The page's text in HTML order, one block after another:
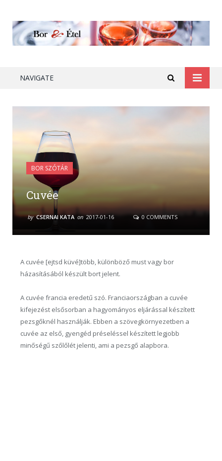
NAVIGATE
BOR SZÓTÁR
Cuvée
by CSERNAI KATA on 2017-01-16 0 COMMENTS
A cuvée [ejtsd küvé]több, különböző must vagy bor
házasításából készült bort jelent.
A cuvée francia eredetű szó. Franciaországban a cuvée
kifejezést elsősorban a hagyományos eljárással készített
pezsgőknél használják. Ebben a szövegkörnyezetben a
cuvée az első, gyengéd préseléssel készített legjobb
minőségű szőlőlét jelenti, ami a pezsgő alapbora.